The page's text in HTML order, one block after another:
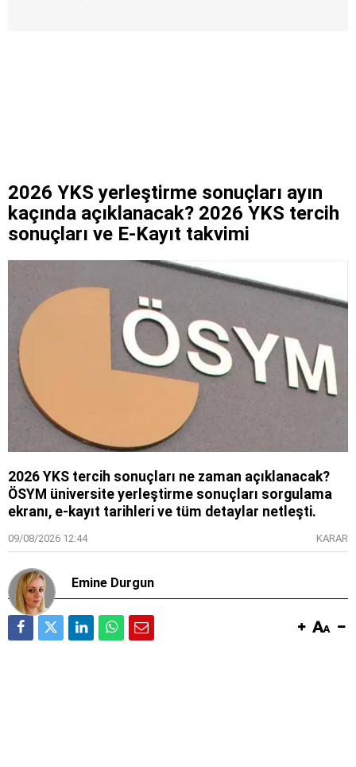
2026 YKS yerleştirme sonuçları ayın
kaçında açıklanacak? 2026 YKS tercih
sonuçları ve E-Kayıt takvimi
2026 YKS tercih sonuçları ne zaman açıklanacak?
ÖSYM üniversite yerleştirme sonuçları sorgulama
ekranı, e-kayıt tarihleri ve tüm detaylar netleşti.
09/08/2026 12:44 KARAR
Emine Durgun